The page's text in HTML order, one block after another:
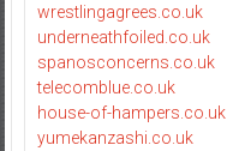
wrestlingagrees.co.uk
underneathfoiled.co.uk
spanosconcerns.co.uk
telecomblue.co.uk
house-of-hampers.co.uk
yumekanzashi.co.uk